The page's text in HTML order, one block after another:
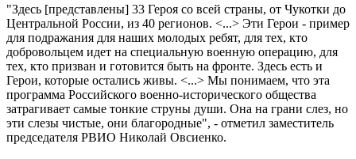
"Здесь [представлены] 33 Героя со всей страны, от Чукотки до
Центральной России, из 40 регионов. <...> Эти Герои - пример
для подражания для наших молодых ребят, для тех, кто
добровольцем идет на специальную военную операцию, для
тех, кто призван и готовится быть на фронте. Здесь есть и
Герои, которые остались живы. <...> Мы понимаем, что эта
программа Российского военно-исторического общества
затрагивает самые тонкие струны души. Она на грани слез, но
эти слезы чистые, они благородные", - отметил заместитель
председателя РВИО Николай Овсиенко.